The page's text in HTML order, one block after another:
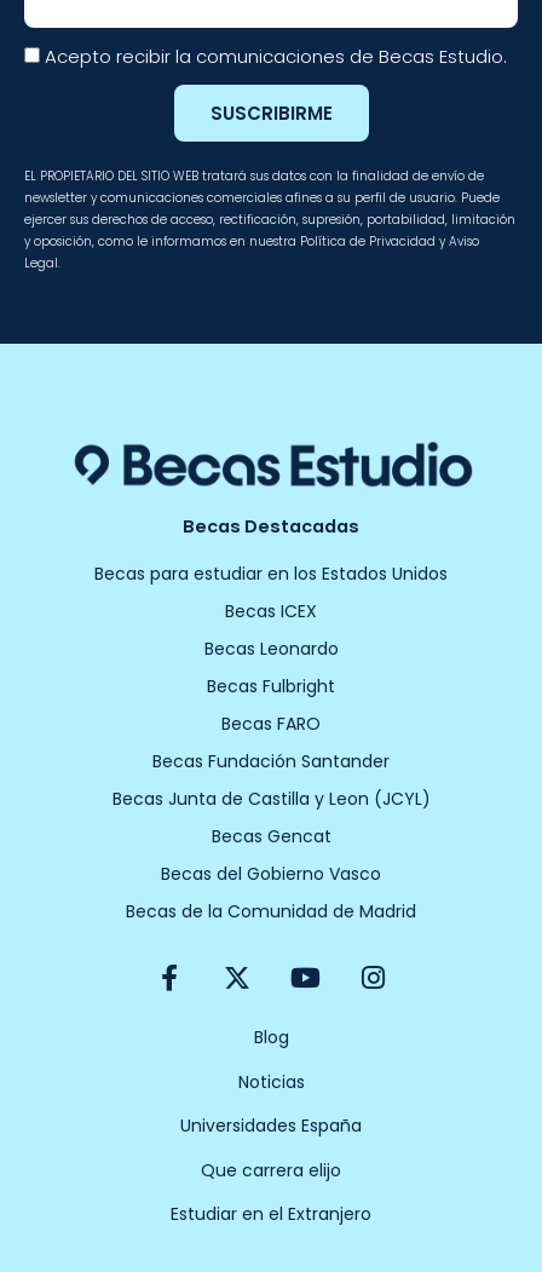
Acepto recibir la comunicaciones de Becas Estudio.
SUSCRIBIRME
EL PROPIETARIO DEL SITIO WEB tratará sus datos con la finalidad de envío de
newsletter y comunicaciones comerciales afines a su perfil de usuario. Puede
ejercer sus derechos de acceso, rectificación, supresión, portabilidad, limitación
y oposición, como le informamos en nuestra Política de Privacidad y Aviso
Legal.
Becas Destacadas
Becas para estudiar en los Estados Unidos
Becas ICEX
Becas Leonardo
Becas Fulbright
Becas FARO
Becas Fundación Santander
Becas Junta de Castilla y Leon (JCYL)
Becas Gencat
Becas del Gobierno Vasco
Becas de la Comunidad de Madrid
F
a
o
f
X
-
w
i
t
t
r
Y
o
u
b
e
I
n
Blog
Noticias
Universidades España
Que carrera elijo
Estudiar en el Extranjero